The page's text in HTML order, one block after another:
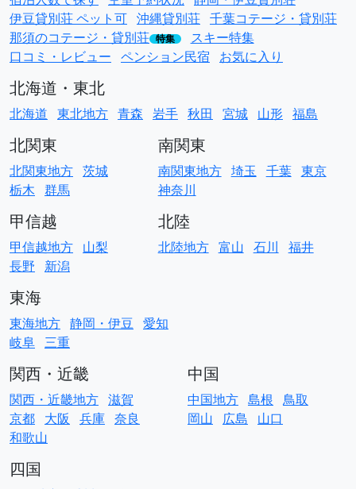
伊豆貸別荘 ペット可 沖縄貸別荘 千葉コテージ・貸別荘
那須のコテージ・貸別荘 特集
スキー特集
口コミ・レビュー ペンション民宿 お気に入り
北海道・東北
北海道 東北地方 青森 岩手 秋田 宮城 山形 福島
北関東
北関東地方 茨城
栃木 群馬
南関東
南関東地方 埼玉 千葉 東京
神奈川
甲信越
甲信越地方 山梨
長野
新潟
北陸
北陸地方 富山 石川 福井
東海
東海地方 静岡・伊豆 愛知
岐阜 三重
関西・近畿
関西・近畿地方 滋賀
京都 大阪 兵庫 奈良
和歌山
中国
中国地方 島根 鳥取
岡山
広島 山口
四国